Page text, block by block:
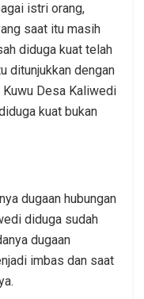
istri orang,
saat itu masih
diduga kuat telah
ditunjukkan dengan
Desa Kaliwedi
kuat bukan
dugaan hubungan
diduga sudah
dugaan
imbas dan saat